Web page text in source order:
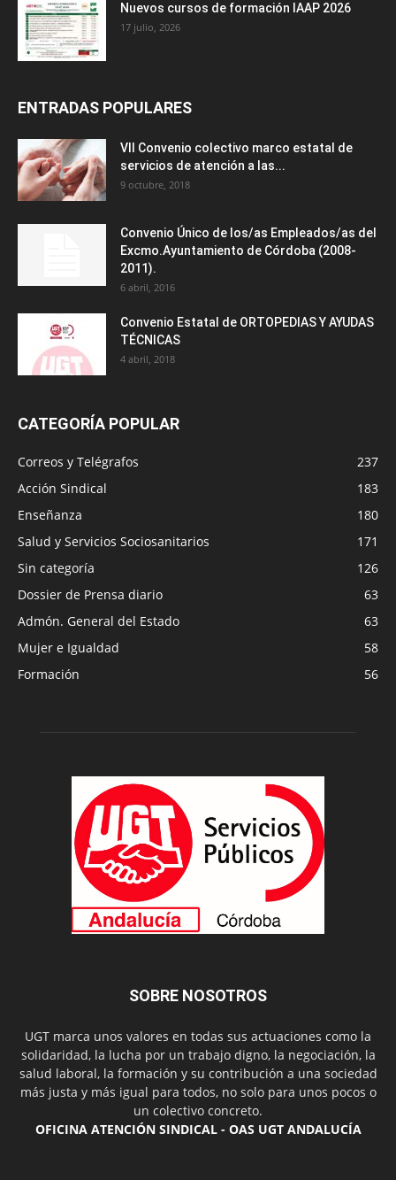
Nuevos cursos de formación IAAP 2026
17 julio, 2026
ENTRADAS POPULARES
VII Convenio colectivo marco estatal de
servicios de atención a las...
9 octubre, 2018
Convenio Único de los/as Empleados/as del
Excmo.Ayuntamiento de Córdoba (2008-
2011).
6 abril, 2016
Convenio Estatal de ORTOPEDIAS Y AYUDAS
TÉCNICAS
4 abril, 2018
CATEGORÍA POPULAR
Correos y Telégrafos
237
Acción Sindical
183
Enseñanza
180
Salud y Servicios Sociosanitarios
171
Sin categoría
126
Dossier de Prensa diario
63
Admón. General del Estado
63
Mujer e Igualdad
58
Formación
56
SOBRE NOSOTROS
UGT marca unos valores en todas sus actuaciones como la
solidaridad, la lucha por un trabajo digno, la negociación, la
salud laboral, la formación y su contribución a una sociedad
más justa y más igual para todos, no solo para unos pocos o
un colectivo concreto.
OFICINA ATENCIÓN SINDICAL - OAS UGT ANDALUCÍA